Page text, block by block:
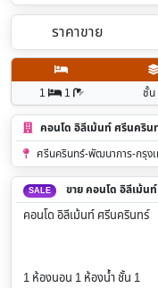
ราคาขาย
1 1 ชั้น
คอนโด อิลีเม้นท์ ศรีนคริน
ศรีนครินทร์-พัฒนาการ-กรุง
SALE ขาย คอนโด อิลีเม้น
คอนโด อิลีเม้นท์ ศรีนครินทร์
1 ห้องนอน 1 ห้องน้ำ ชั้น 1